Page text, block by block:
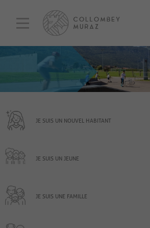
JE SUIS UN NOUVEL HABITANT
JE SUIS UN JEUNE
JE SUIS UNE FAMILLE